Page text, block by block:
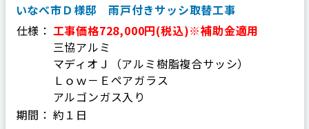
代表電話
059-324-3068
三泗エリア直通
059-324-3068
いなべ市Ｄ様邸 雨戸付きサッシ取替工事
仕様： 工事価格728,000円(税込)※補助金適用
三協アルミ
マディオＪ（アルミ樹脂複合サッシ）
Ｌｏｗ－Ｅペアガラス
アルゴンガス入り
期間： 約１日